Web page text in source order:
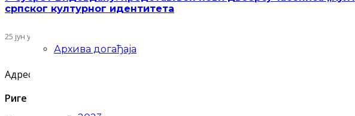
Архива догађаја
српског културног идентитета
25 јун у 15:38
Адреса
Риге од Фере 4, Београд